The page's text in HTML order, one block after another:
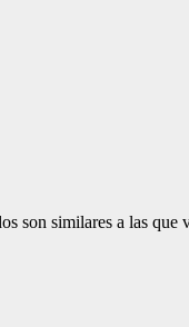
son similares a las que